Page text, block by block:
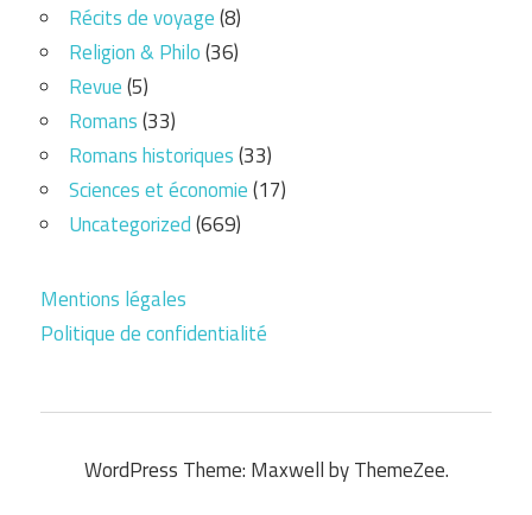
Récits de voyage(8)
Religion & Philo(36)
Revue(5)
Romans(33)
Romans historiques(33)
Sciences et économie(17)
Uncategorized(669)
Mentions légales
Politique de confidentialité
WordPress Theme: Maxwell by ThemeZee.